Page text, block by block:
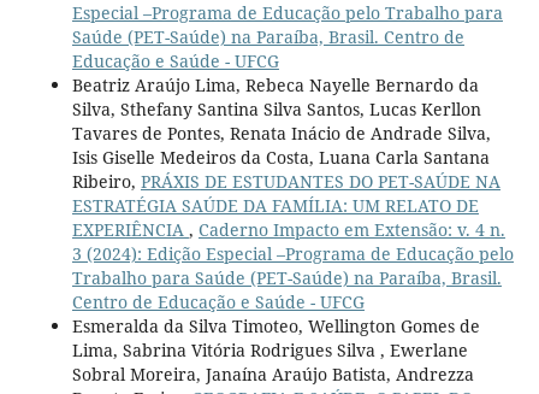
Especial –Programa de Educação pelo Trabalho para
Saúde (PET-Saúde) na Paraíba, Brasil. Centro de
Educação e Saúde - UFCG
Beatriz Araújo Lima, Rebeca Nayelle Bernardo da
Silva, Sthefany Santina Silva Santos, Lucas Kerllon
Tavares de Pontes, Renata Inácio de Andrade Silva,
Isis Giselle Medeiros da Costa, Luana Carla Santana
Ribeiro, PRÁXIS DE ESTUDANTES DO PET-SAÚDE NA
ESTRATÉGIA SAÚDE DA FAMÍLIA: UM RELATO DE
EXPERIÊNCIA , Caderno Impacto em Extensão: v. 4 n.
3 (2024): Edição Especial –Programa de Educação pelo
Trabalho para Saúde (PET-Saúde) na Paraíba, Brasil.
Centro de Educação e Saúde - UFCG
Esmeralda da Silva Timoteo, Wellington Gomes de
Lima, Sabrina Vitória Rodrigues Silva , Ewerlane
Sobral Moreira, Janaína Araújo Batista, Andrezza